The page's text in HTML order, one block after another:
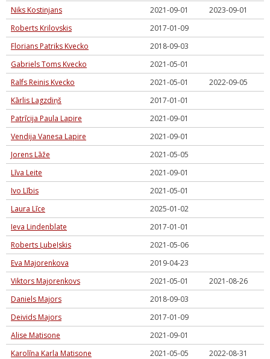
Niks Kostinjans 2021-09-01
2023-09-01
Roberts Krilovskis
2017-01-09
Florians Patriks Kvecko
2018-09-03
Gabriels Toms Kvecko
2021-05-01
Ralfs Reinis Kvecko
2021-05-01
2022-09-05
Kārlis Lagzdiņš
2017-01-01
Patrīcija Paula Lapire
2021-09-01
Vendija Vanesa Lapire
2021-09-01
Jorens Lāže
2021-05-05
Līva Leite
2021-09-01
Ivo Lībis
2021-05-01
Laura Līce
2025-01-02
Ieva Lindenblate
2017-01-01
Roberts Ļubeļskis
2021-05-06
Eva Majorenkova
2019-04-23
Viktors Majorenkovs
2021-05-01
2021-08-26
Daniels Majors
2018-09-03
Deivids Majors
2017-01-09
Alise Matisone
2021-09-01
Karolīna Karla Matisone
2021-05-05
2022-08-31